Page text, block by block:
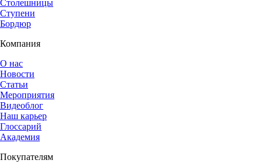
Столешницы
Ступени
Бордюр
Компания
О нас
Новости
Статьи
Мероприятия
Видеоблог
Наш карьер
Глоссарий
Академия
Покупателям